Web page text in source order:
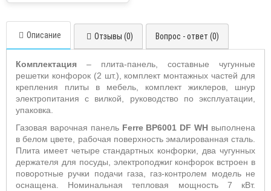
Описание Отзывы (0) Вопрос - ответ (0)
Комплектация – плита-панель, составные чугунные
решетки конфорок (2 шт.), комплект монтажных частей для
крепления плиты в мебель, комплект жиклеров, шнур
электропитания с вилкой, руководство по эксплуатации,
упаковка.
Газовая варочная панель Ferre BP6001 DF WH выполнена
в белом цвете, рабочая поверхность эмалированная сталь.
Плита имеет четыре стандартных конфорки, два чугунных
держателя для посуды, электроподжиг конфорок встроен в
поворотные ручки подачи газа, газ-контролем модель не
оснащена. Номинальная тепловая мощность 7 кВт.